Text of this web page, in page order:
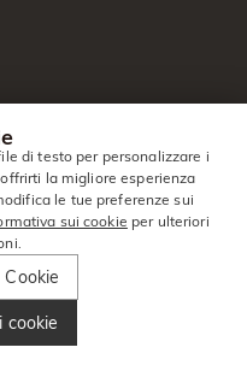
Riservati.
|EUR €
di testo per personalizzare i
la migliore esperienza
le tue preferenze sui
sui cookie per ulteriori
cookie